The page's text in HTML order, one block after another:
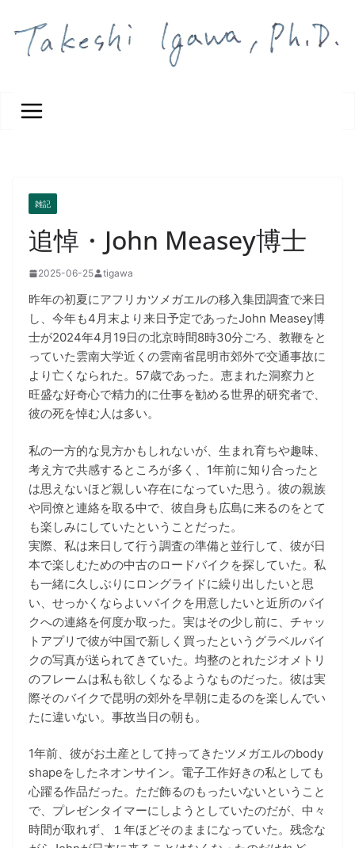
雑記
追悼・John Measey博士
2025-06-25 tigawa
昨年の初夏にアフリカツメガエルの移入集団調査で来日
し、今年も4月末より来日予定であったJohn Measey博
士が2024年4月19日の北京時間8時30分ごろ、教鞭をと
っていた雲南大学近くの雲南省昆明市郊外で交通事故に
より亡くなられた。57歳であった。恵まれた洞察力と
旺盛な好奇心で精力的に仕事を勧める世界的研究者で、
彼の死を悼む人は多い。
私の一方的な見方かもしれないが、生まれ育ちや趣味、
考え方で共感するところが多く、1年前に知り合ったと
は思えないほど親しい存在になっていた思う。彼の親族
や同僚と連絡を取る中で、彼自身も広島に来るのをとて
も楽しみにしていたということだった。
実際、私は来日して行う調査の準備と並行して、彼が日
本で楽しむための中古のロードバイクを探していた。私
も一緒に久しぶりにロングライドに繰り出したいと思
い、せっかくならよいバイクを用意したいと近所のバイ
クへの連絡を何度か取った。実はその少し前に、チャッ
トアプリで彼が中国で新しく買ったというグラベルバイ
クの写真が送られてきていた。均整のとれたジオメトリ
のフレームは私も欲しくなるようなものだった。彼は実
際そのバイクで昆明の郊外を早朝に走るのを楽しんでい
たに違いない。事故当日の朝も。
1年前、彼がお土産として持ってきたツメガエルのbody
shapeをしたネオンサイン。電子工作好きの私としても
心躍る作品だった。ただ飾るのもったいないということ
で、プレゼンタイマーにしようとしていたのだが、中々
時間が取れず、１年ほどそのままになっていた。残念な